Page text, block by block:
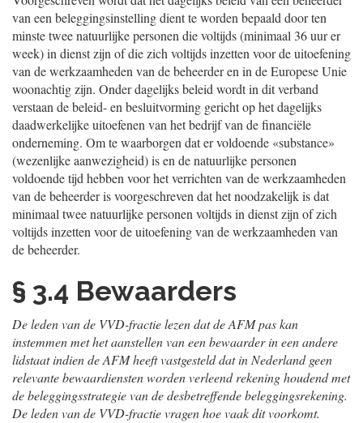
van een beleggingsinstelling dient te worden bepaald door ten
minste twee natuurlijke personen die voltijds (minimaal 36 uur er
week) in dienst zijn of die zich voltijds inzetten voor de uitoefening
van de werkzaamheden van de beheerder en in de Europese Unie
woonachtig zijn. Onder dagelijks beleid wordt in dit verband
verstaan de beleid- en besluitvorming gericht op het dagelijks
daadwerkelijke uitoefenen van het bedrijf van de financiële
onderneming. Om te waarborgen dat er voldoende «substance»
(wezenlijke aanwezigheid) is en de natuurlijke personen
voldoende tijd hebben voor het verrichten van de werkzaamheden
van de beheerder is voorgeschreven dat het noodzakelijk is dat
minimaal twee natuurlijke personen voltijds in dienst zijn of zich
voltijds inzetten voor de uitoefening van de werkzaamheden van
de beheerder.
§ 3.4 Bewaarders
De leden van de VVD-fractie lezen dat de AFM pas kan
instemmen met het aanstellen van een bewaarder in een andere
lidstaat indien de AFM heeft vastgesteld dat in Nederland geen
relevante bewaardiensten worden verleend rekening houdend met
de beleggingsstrategie van de desbetreffende beleggingsrekening.
De leden van de VVD-fractie vragen hoe vaak dit voorkomt.